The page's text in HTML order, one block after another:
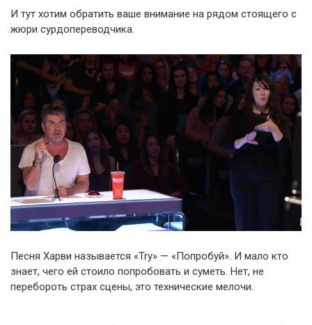
И тут хотим обратить ваше внимание на рядом стоящего с
жюри сурдопереводчика.
Песня Харви называется «Try» — «Попробуй». И мало кто
знает, чего ей стоило попробовать и суметь. Нет, не
перебороть страх сцены, это технические мелочи.